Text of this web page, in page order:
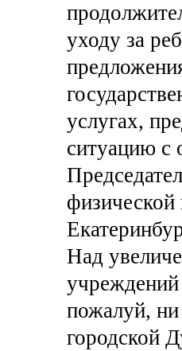
уходу за
услугах,
ситуацию с
Над
учреждений
пожалуй,
городской